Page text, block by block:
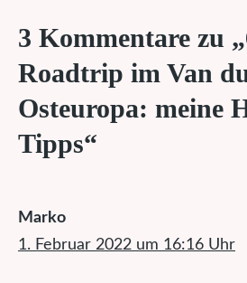
3 Kommentare zu
Roadtrip im Van
Osteuropa: meine
Tipps“
Marko
1. Februar 2022 um 16:16 Uhr